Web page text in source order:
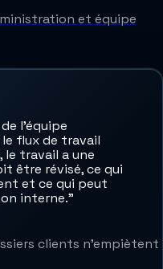
et équipe
l'équipe
flux de travail
travail a une
être révisé, ce qui
et ce qui peut
interne.”
clients n'empiètent